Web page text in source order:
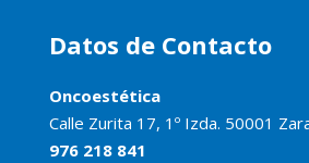
Datos de Contacto
Oncoestética
Calle Zurita 17, 1º Izda. 50001
976 218 841